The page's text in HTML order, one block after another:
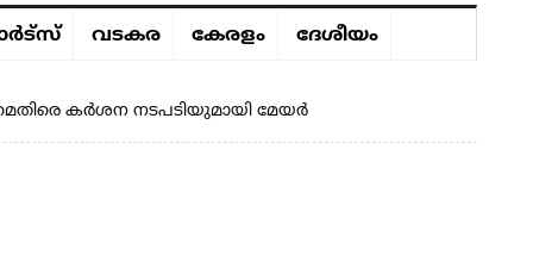
വടകര കേരളം ദേശീയം
കർശന നടപടിയുമായി മേയർ